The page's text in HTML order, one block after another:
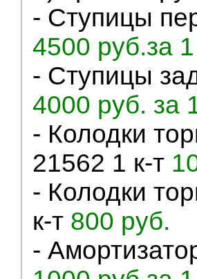
- Ступицы
4500 руб.за
- Ступицы
4000 руб. за
- Колодки
21562 1 к-т
- Колодки
к-т 800 руб.
-